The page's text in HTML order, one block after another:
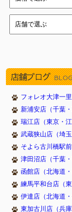
店舗ブログ
フォレオ大津一
新浦安店（千葉・
瑞江店（東京・江
武蔵狭山店（埼玉
そよら古川橋駅
津田沼店（千葉・
函館店（北海道・
練馬平和台店（東
伊達店（北海道・
東加古川店（兵庫